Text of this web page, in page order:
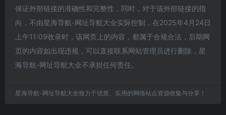
保证外部链接的准确性和完整性，同时，对于该外部链接的指
向，不由星海导航-网址导航大全实际控制，在2025年4月24日
上午11:09收录时，该网页上的内容，都属于合规合法，后期网
页的内容如出现违规，可以直接联系网站管理员进行删除，星
海导航-网址导航大全不承担任何责任。
星海导航-网址导航大全致力于优质、实用的网络站点资源收集与分享！